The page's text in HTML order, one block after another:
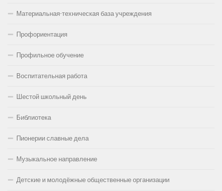
Материальная-техническая база учреждения
Профориентация
Профильное обучение
Воспитательная работа
Шестой школьный день
Библиотека
Пионерии славные дела
Музыкальное направление
Детские и молодёжные общественные организации